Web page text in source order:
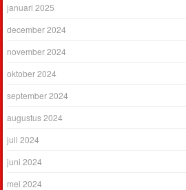
januari 2025
december 2024
november 2024
oktober 2024
september 2024
augustus 2024
juli 2024
juni 2024
mei 2024